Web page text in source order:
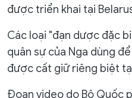
được triển khai tại
Các loại "đạn dược đặc
quân sự của Nga dùng
được cất giữ riêng biệt
Đoạn video do Bộ Quốc